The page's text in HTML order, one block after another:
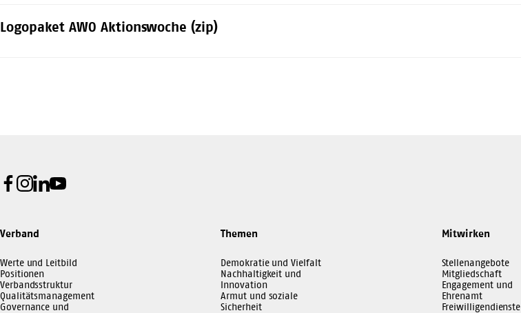
Logopaket AWO Aktionswoche (zip)
Facebook
Instagram
LinkedIn
Youtube
Verband
Werte und Leitbild
Positionen
Verbandsstruktur
Qualitätsmanagement
Governance und
Themen
Demokratie und Vielfalt
Nachhaltigkeit und
Innovation
Armut und soziale
Sicherheit
Mitwirken
Stellenangebote
Mitgliedschaft
Engagement und
Ehrenamt
Freiwilligendienste